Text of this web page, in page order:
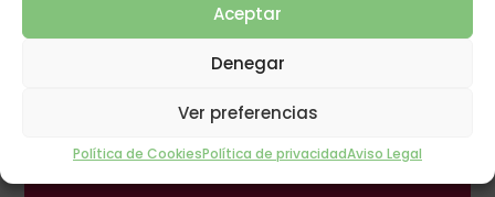
Aceptar
Denegar
Ver preferencias
Política de CookiesPolítica de privacidadAviso Legal
GRUPO POLIGÓN
¡INNOVACIÓN EN
EL DESCANSO!